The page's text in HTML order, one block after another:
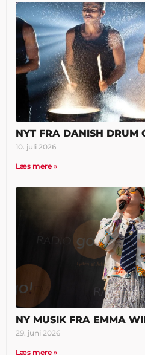
NYT FRA DANISH DRUM
10. juli 2026
Læs mere »
NY MUSIK FRA EMMA
29. juni 2026
Læs mere »